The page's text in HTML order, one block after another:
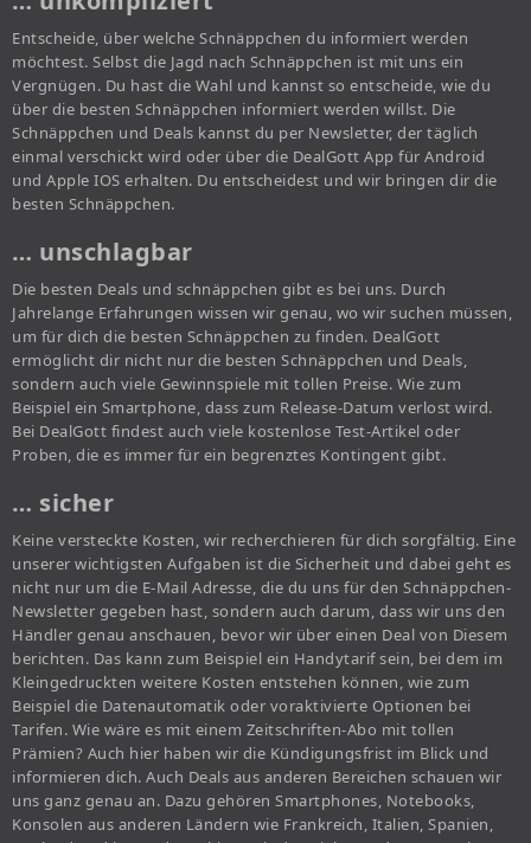
Entscheide, über welche Schnäppchen du informiert werden
möchtest. Selbst die Jagd nach Schnäppchen ist mit uns ein
Vergnügen. Du hast die Wahl und kannst so entscheide, wie du
über die besten Schnäppchen informiert werden willst. Die
Schnäppchen und Deals kannst du per Newsletter, der täglich
einmal verschickt wird oder über die DealGott App für Android
und Apple IOS erhalten. Du entscheidest und wir bringen dir die
besten Schnäppchen.
… unschlagbar
Die besten Deals und schnäppchen gibt es bei uns. Durch
Jahrelange Erfahrungen wissen wir genau, wo wir suchen müssen,
um für dich die besten Schnäppchen zu finden. DealGott
ermöglicht dir nicht nur die besten Schnäppchen und Deals,
sondern auch viele Gewinnspiele mit tollen Preise. Wie zum
Beispiel ein Smartphone, dass zum Release-Datum verlost wird.
Bei DealGott findest auch viele kostenlose Test-Artikel oder
Proben, die es immer für ein begrenztes Kontingent gibt.
… sicher
Keine versteckte Kosten, wir recherchieren für dich sorgfältig. Eine
unserer wichtigsten Aufgaben ist die Sicherheit und dabei geht es
nicht nur um die E-Mail Adresse, die du uns für den Schnäppchen-
Newsletter gegeben hast, sondern auch darum, dass wir uns den
Händler genau anschauen, bevor wir über einen Deal von Diesem
berichten. Das kann zum Beispiel ein Handytarif sein, bei dem im
Kleingedruckten weitere Kosten entstehen können, wie zum
Beispiel die Datenautomatik oder voraktivierte Optionen bei
Tarifen. Wie wäre es mit einem Zeitschriften-Abo mit tollen
Prämien? Auch hier haben wir die Kündigungsfrist im Blick und
informieren dich. Auch Deals aus anderen Bereichen schauen wir
uns ganz genau an. Dazu gehören Smartphones, Notebooks,
Konsolen aus anderen Ländern wie Frankreich, Italien, Spanien,